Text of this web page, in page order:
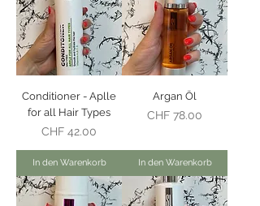
Conditioner - Aplle
for all Hair Types
Preis
CHF 42.00
In den Warenkorb
Argan Öl
Preis
CHF 78.00
In den Warenkorb